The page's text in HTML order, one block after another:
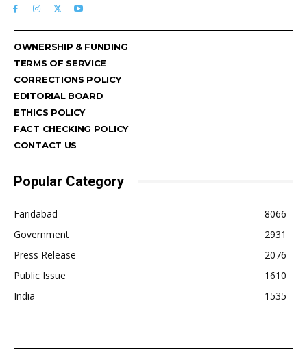
OWNERSHIP & FUNDING
TERMS OF SERVICE
CORRECTIONS POLICY
EDITORIAL BOARD
ETHICS POLICY
FACT CHECKING POLICY
CONTACT US
Popular Category
Faridabad
8066
Government
2931
Press Release
2076
Public Issue
1610
India
1535